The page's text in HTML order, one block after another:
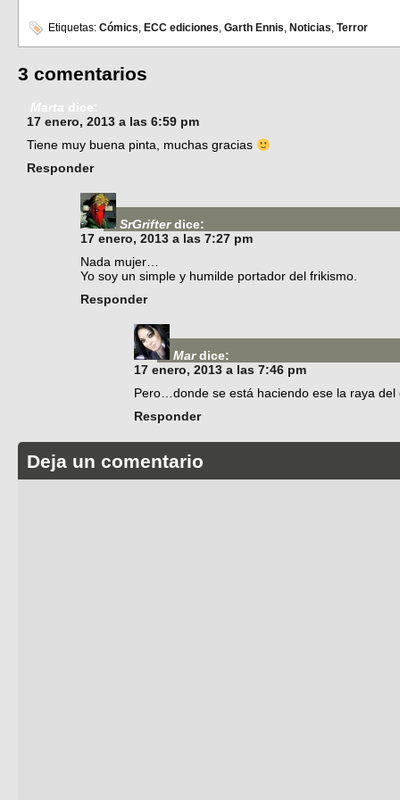
Etiquetas: Cómics, ECC ediciones, Garth Ennis, Noticias, Terror
3 comentarios
Marta dice:
17 enero, 2013 a las 6:59 pm
Tiene muy buena pinta, muchas gracias
Responder
SrGrifter dice:
17 enero, 2013 a las 7:27 pm
Nada mujer…
Yo soy un simple y humilde portador del frikismo.
Responder
Mar dice:
17 enero, 2013 a las 7:46 pm
Pero…donde se está haciendo ese la raya del
Responder
Deja un comentario